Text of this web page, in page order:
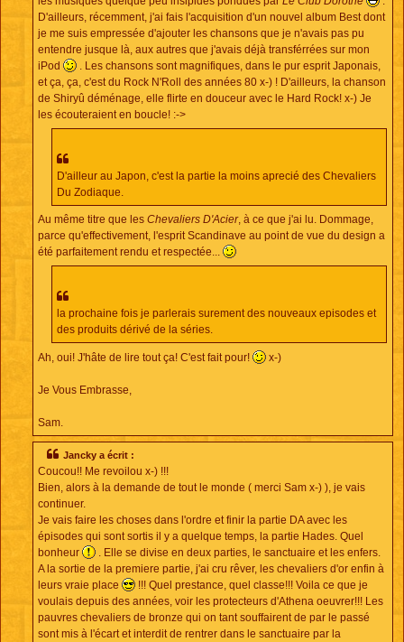
D'ailleurs, récemment, j'ai fais l'acquisition d'un nouvel album Best dont
je me suis empressée d'ajouter les chansons que je n'avais pas pu
entendre jusque là, aux autres que j'avais déjà transférrées sur mon
iPod
. Les chansons sont magnifiques, dans le pur esprit Japonais,
et ça, ça, c'est du Rock N'Roll des années 80 x-) ! D'ailleurs, la chanson
de Shiryû déménage, elle flirte en douceur avec le Hard Rock! x-) Je
les écouteraient en boucle! :->
D'ailleur au Japon, c'est la partie la moins aprecié des Chevaliers
Du Zodiaque.
Au même titre que les Chevaliers D'Acier, à ce que j'ai lu. Dommage,
parce qu'effectivement, l'esprit Scandinave au point de vue du design a
été parfaitement rendu et respectée...
la prochaine fois je parlerais surement des nouveaux episodes et
des produits dérivé de la séries.
Ah, oui! J'hâte de lire tout ça! C'est fait pour! x-)
Je Vous Embrasse,
Sam.
Jancky a écrit :
Coucou!! Me revoilou x-) !!!
Bien, alors à la demande de tout le monde ( merci Sam x-) ), je vais
continuer.
Je vais faire les choses dans l'ordre et finir la partie DA avec les
épisodes qui sont sortis il y a quelque temps, la partie Hades. Quel
bonheur
. Elle se divise en deux parties, le sanctuaire et les enfers.
A la sortie de la premiere partie, j'ai cru rêver, les chevaliers d'or enfin à
leurs vraie place
!!! Quel prestance, quel classe!!! Voila ce que je
voulais depuis des années, voir les protecteurs d'Athena oeuvrer!!! Les
pauvres chevaliers de bronze qui on tant souffairent de par le passé
sont mis à l'écart et interdit de rentrer dans le sanctuaire par la